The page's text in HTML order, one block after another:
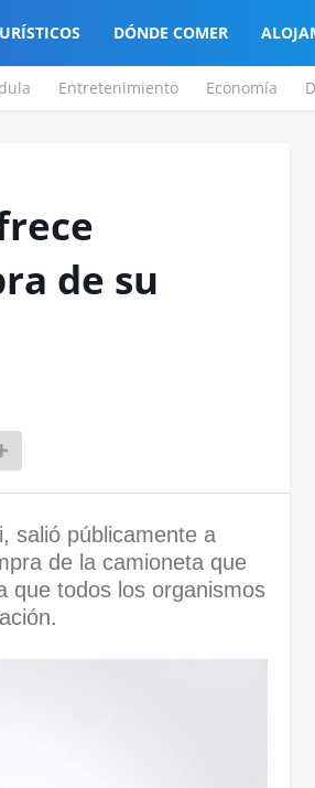
DÓNDE COMER
Entretenimiento Economía
de su
salió públicamente a
de la camioneta que
que todos los organismos